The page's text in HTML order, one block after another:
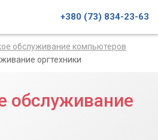
+380 (73) 834-23-63
обслуживание компьютеров
оргтехники
обслуживание